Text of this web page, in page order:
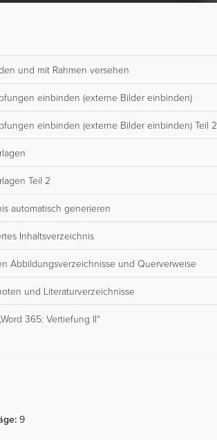
und mit Rahmen versehen
einbinden (externe Bilder einbinden)
einbinden (externe Bilder einbinden) Teil 2
Teil 2
automatisch generieren
Inhaltsverzeichnis
Abbildungsverzeichnisse und Querverweise
und Literaturverzeichnisse
365: Vertiefung II“
9